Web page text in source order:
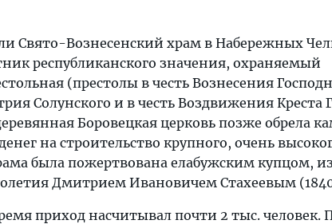
Свято-Вознесенский храм в Набережных
республиканского значения, охраняемый
(престолы в честь Вознесения
Солунского и в честь Воздвижения Креста
Боровецкая церковь позже обрела
на строительство крупного, очень
была пожертвована елабужским купцом,
Дмитрием Ивановичем Стахеевым
приход насчитывал почти 2 тыс. человек.